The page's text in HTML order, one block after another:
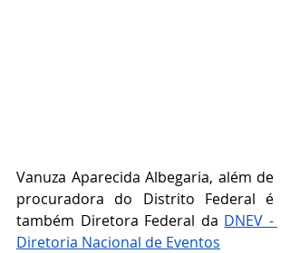
Vanuza Aparecida Albegaria, além de
procuradora do Distrito Federal é
também Diretora Federal da DNEV -
Diretoria Nacional de Eventos